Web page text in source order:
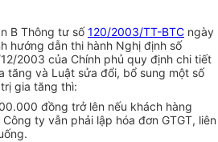
B Thông tư số120/2003/TT-BTC ngày
hướng dẫn thi hành Nghị định số
2003 của Chính phủ quy định chi tiết
tăng và Luật sửa đổi, bổ sung một số
gia tăng thì:
đồng trở lên nếu khách hàng
ty vẫn phải lập hóa đơn GTGT, liên